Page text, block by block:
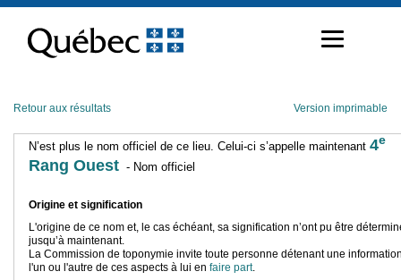
contenu
Retour aux résultats Version imprimable
N’est plus le nom officiel de ce lieu. Celui-ci s’appelle maintenant 4e
Rang Ouest - Nom officiel
Origine et signification
L'origine de ce nom et, le cas échéant, sa signification n’ont pu être
jusqu’à maintenant.
La Commission de toponymie invite toute personne détenant une
l'un ou l'autre de ces aspects à lui en faire part.